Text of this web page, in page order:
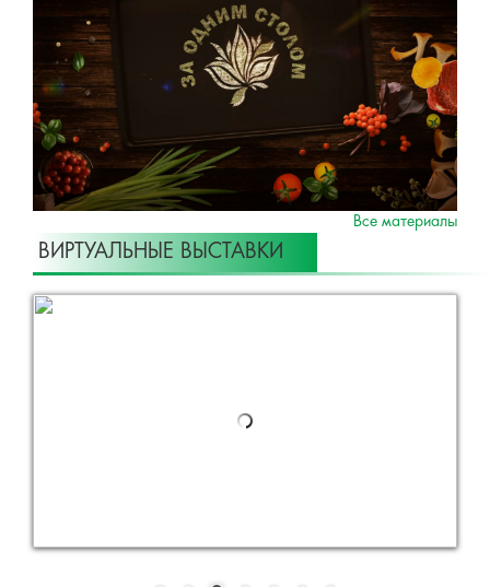
Все материалы
ВИРТУАЛЬНЫЕ ВЫСТАВКИ